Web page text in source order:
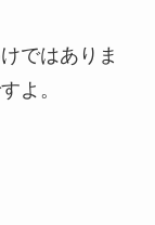
ではありま
よ。